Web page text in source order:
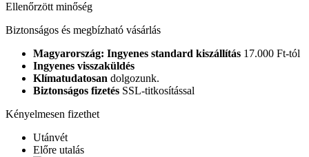
Ellenőrzött minőség
Biztonságos és megbízható vásárlás
Magyarország: Ingyenes standard kiszállítás 17.000 Ft-tól
Ingyenes visszaküldés
Klímatudatosan dolgozunk.
Biztonságos fizetés SSL-titkosítással
Kényelmesen fizethet
Utánvét
Előre utalás